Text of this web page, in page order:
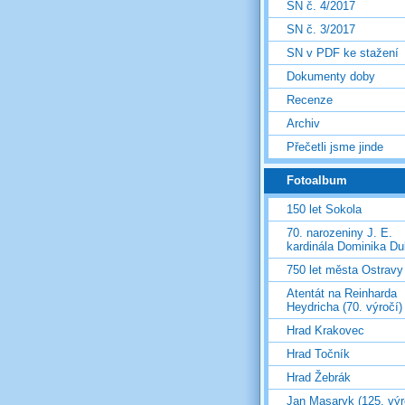
SN č. 4/2017
SN č. 3/2017
SN v PDF ke stažení
Dokumenty doby
Recenze
Archiv
Přečetli jsme jinde
Fotoalbum
150 let Sokola
70. narozeniny J. E.
kardinála Dominika
750 let města Ostravy
Atentát na Reinharda
Heydricha (70. výročí)
Hrad Krakovec
Hrad Točník
Hrad Žebrák
Jan Masaryk (125.